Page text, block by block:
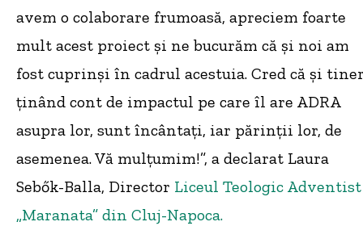
avem o colaborare frumoasă, apreciem foarte
mult acest proiect și ne bucurăm că și noi am
fost cuprinși în cadrul acestuia. Cred că și
ținând cont de impactul pe care îl are ADRA
asupra lor, sunt încântați, iar părinții lor, de
asemenea. Vă mulțumim!”, a declarat Laura
Sebők-Balla, Director Liceul Teologic Adventist
„Maranata” din Cluj-Napoca.